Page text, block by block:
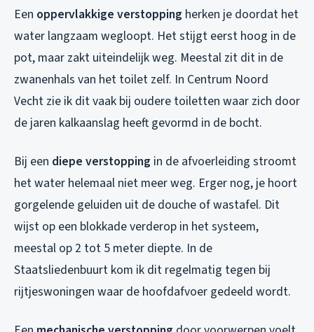
Een oppervlakkige verstopping herken je doordat het
water langzaam wegloopt. Het stijgt eerst hoog in de
pot, maar zakt uiteindelijk weg. Meestal zit dit in de
zwanenhals van het toilet zelf. In Centrum Noord
Vecht zie ik dit vaak bij oudere toiletten waar zich door
de jaren kalkaanslag heeft gevormd in de bocht.
Bij een diepe verstopping in de afvoerleiding stroomt
het water helemaal niet meer weg. Erger nog, je hoort
gorgelende geluiden uit de douche of wastafel. Dit
wijst op een blokkade verderop in het systeem,
meestal op 2 tot 5 meter diepte. In de
Staatsliedenbuurt kom ik dit regelmatig tegen bij
rijtjeswoningen waar de hoofdafvoer gedeeld wordt.